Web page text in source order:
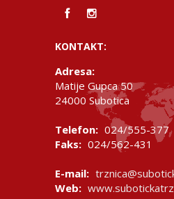
KONTAKT:
Adresa:
Matije Gupca 50
24000 Subotica
Telefon: 024/555-377
Faks: 024/562-431
E-mail:
Web: